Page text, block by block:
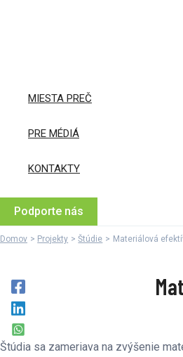
MIESTA PREČ
PRE MÉDIÁ
KONTAKTY
Podporte nás
Domov Projekty Štúdie Materiálová
Štúdia sa zameriava na zvýšenie